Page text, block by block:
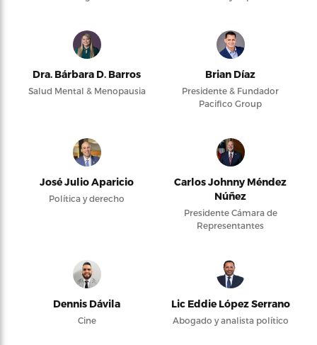
Dra. Bárbara D. Barros
Salud Mental & Menopausia
Brian Díaz
Presidente & Fundador
Pacifico Group
José Julio Aparicio
Política y derecho
Carlos Johnny Méndez
Núñez
Presidente Cámara de
Representantes
Dennis Dávila
Cine
Lic Eddie López Serrano
Abogado y analista político